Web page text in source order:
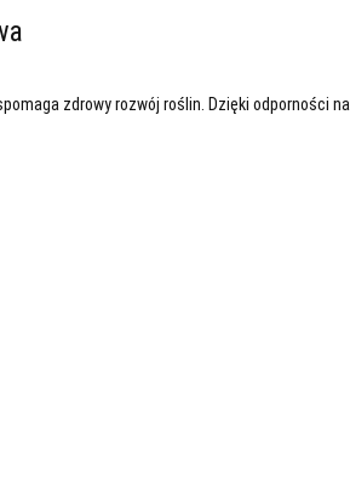
zdrowy rozwój roślin. Dzięki odporności na